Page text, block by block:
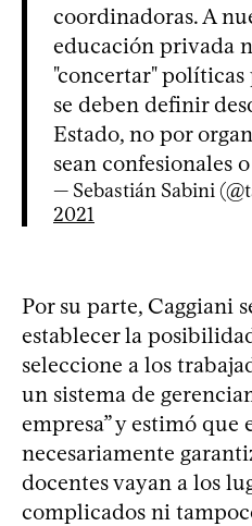
coordinadoras. A
educación privada
"concertar" políticas
se deben definir
Estado, no por
sean confesionales
— Sebastián Sabini
2021
Por su parte, Caggiani
establecer la
seleccione a los
un sistema de
empresa” y estimó que
necesariamente
docentes vayan a los
complicados ni